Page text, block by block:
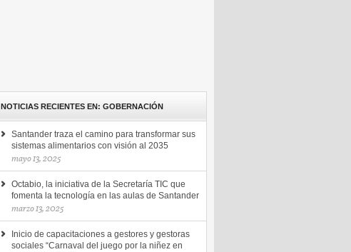
NOTICIAS RECIENTES EN: GOBERNACIÓN
Santander traza el camino para transformar sus
sistemas alimentarios con visión al 2035
mayo 13, 2025
Octabio, la iniciativa de la Secretaría TIC que
fomenta la tecnología en las aulas de Santander
marzo 13, 2025
Inicio de capacitaciones a gestores y gestoras
sociales “Carnaval del juego por la niñez en